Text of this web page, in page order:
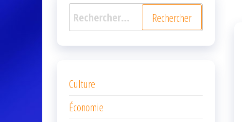
Rechercher :
Culture
Économie